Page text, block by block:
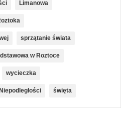
Limanowa
sprzątanie świata
w Roztoce
wycieczka
święta